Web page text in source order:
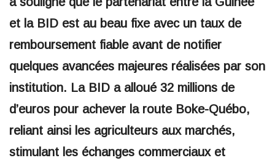
et la BID est au beau fixe avec un taux de
remboursement fiable avant de notifier
quelques avancées majeures réalisées par son
institution. La BID a alloué 32 millions de
d’euros pour achever la route Boke-Québo,
reliant ainsi les agriculteurs aux marchés,
stimulant les échanges commerciaux et